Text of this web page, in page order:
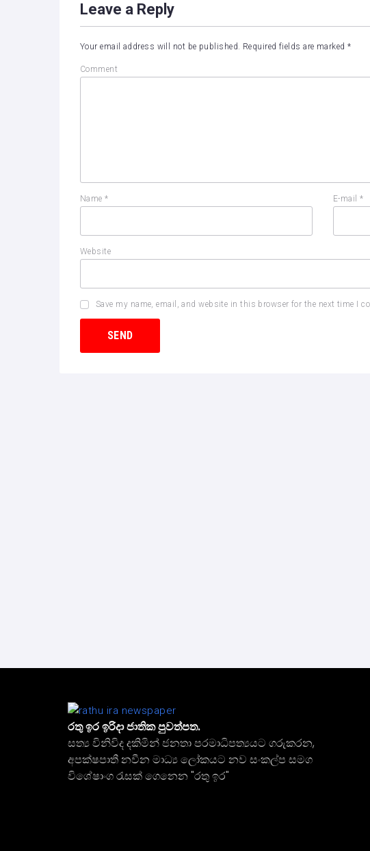
Leave a Reply
Your email address will not be published. Required fields are marked*
Comment
Name* E-mail*
Website
Save my name, email, and website in this browser for the next time I
රතු ඉර ඉරිදා ජාතික පුවත්පත.
සත්‍ය විනිවිද දකිමින් ජනතා පරමාධිපත්‍යයට ගරුකරන,
අපක්ෂපාතී නවීන මාධ්‍ය ලෝකයට නව සංකල්ප සමග
විශේෂාංග රැසක් ගෙනෙන "රතු ඉර"